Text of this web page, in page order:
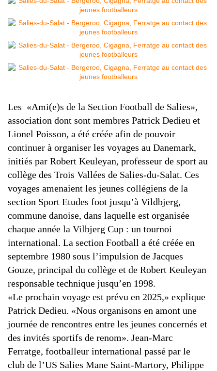
Les «Ami(e)s de la Section Football de Salies»,
association dont sont membres Patrick Dedieu et
Lionel Poisson, a été créée afin de pouvoir
continuer à organiser les voyages au Danemark,
initiés par Robert Keuleyan, professeur de sport au
collège des Trois Vallées de Salies-du-Salat. Ces
voyages amenaient les jeunes collégiens de la
section Sport Etudes foot jusqu’à Vildbjerg,
commune danoise, dans laquelle est organisée
chaque année la Vilbjerg Cup : un tournoi
international. La section Football a été créée en
septembre 1980 sous l’impulsion de Jacques
Gouze, principal du collège et de Robert Keuleyan
responsable technique jusqu’en 1998.
«Le prochain voyage est prévu en 2025,» explique
Patrick Dedieu. «Nous organisons en amont une
journée de rencontres entre les jeunes concernés et
des invités sportifs de renom». Jean-Marc
Ferratge, footballeur international passé par le
club de l’US Salies Mane Saint-Martory, Philippe